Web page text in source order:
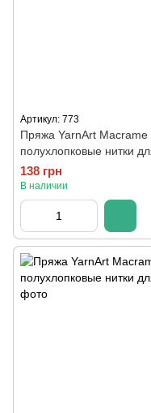
Артикул: 773
Пряжа YarnArt
полухлопковые нитки
138 грн
В наличии